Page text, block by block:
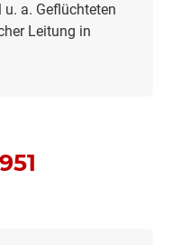
a. Geflüchteten
Leitung in